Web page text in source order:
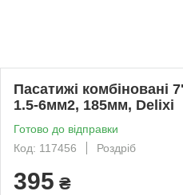
Пасатижі комбіновані
1.5-6мм2, 185мм, Delixi
Готово до відправки
Код: 117456
Роздріб
395 ₴